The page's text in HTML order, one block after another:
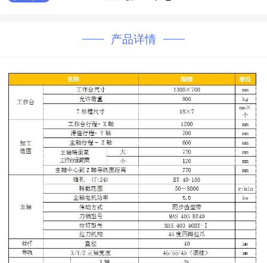
产品详情